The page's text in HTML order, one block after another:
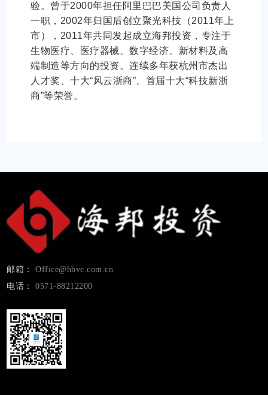
验。曾于2000年担任阿里巴巴美国公司负责人
一职，2002年归国后创立聚光科技（2011年上
市），2011年共同发起成立海邦投资，专注于
生物医疗、医疗器械、数字经济、新材料及高
端制造等方向的投资。连续多年获杭州市杰出
人才奖、十大“风云浙商”、首届十大“科技新浙
商”等荣誉。
邮箱：Office@hbvc.com.cn
电话：0571-88212200